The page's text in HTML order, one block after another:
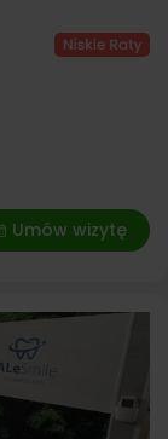
Umów wizytę